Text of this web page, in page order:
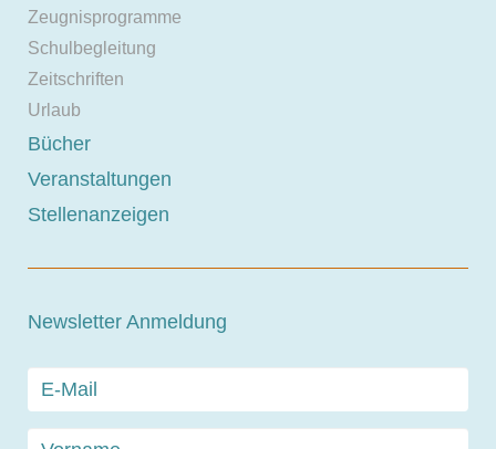
Zeugnisprogramme
Schulbegleitung
Zeitschriften
Urlaub
Bücher
Veranstaltungen
Stellenanzeigen
Newsletter Anmeldung